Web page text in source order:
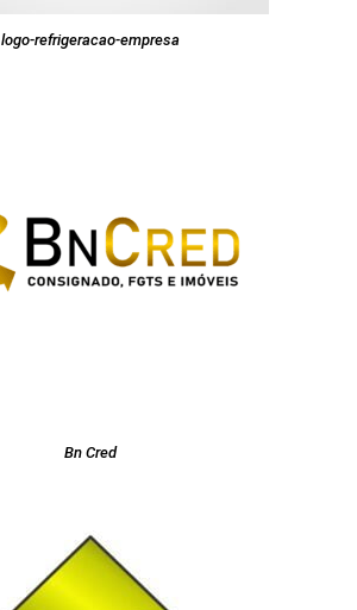
logo-refrigeracao-empresa
Bn Cred